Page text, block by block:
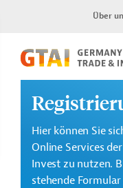
Über
Hier können Sie
Online Services
Invest zu nutzen.
stehende Formular